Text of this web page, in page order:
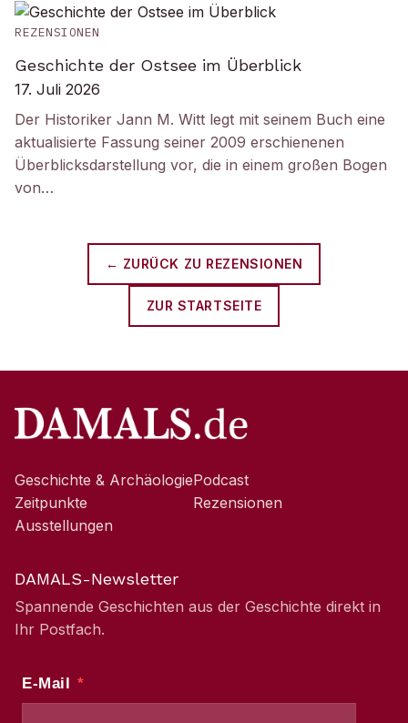
REZENSIONEN
Geschichte der Ostsee im Überblick
17. Juli 2026
Der Historiker Jann M. Witt legt mit seinem Buch eine
aktualisierte Fassung seiner 2009 erschienenen
Überblicksdarstellung vor, die in einem großen Bogen
von…
← ZURÜCK ZU REZENSIONEN
ZUR STARTSEITE
Geschichte & Archäologie
Zeitpunkte
Ausstellungen
Podcast
Rezensionen
DAMALS-Newsletter
Spannende Geschichten aus der Geschichte direkt in
Ihr Postfach.